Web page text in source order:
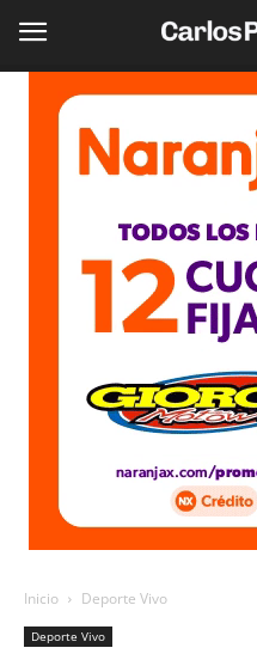
Inicio Deporte Vivo
Deporte Vivo